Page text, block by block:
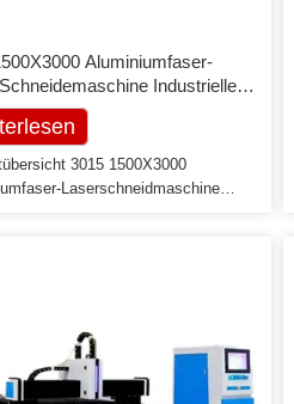
Aluminiumfaser-
Industrielle
3015 1500X3000
Laserschneidmaschine
Arbeitsbereich
(andere Größe kann sein
) Max. Laufgeschwindigkeit